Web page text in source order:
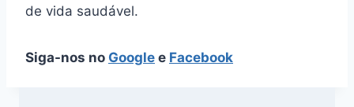
de vida saudável.
Siga-nos no Google e Facebook